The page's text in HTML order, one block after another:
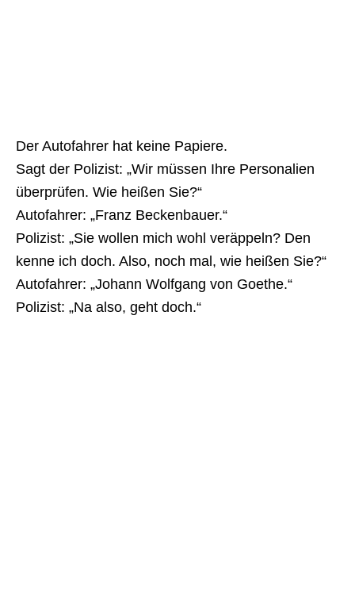
Der Autofahrer hat keine Papiere.
Sagt der Polizist: „Wir müssen Ihre Personalien
überprüfen. Wie ­heißen Sie?“
Autofahrer: „Franz Beckenbauer.“
Polizist: „Sie wollen mich wohl veräppeln? Den
kenne ich doch. Also, noch mal, wie heißen Sie?“
Autofahrer: „Johann Wolfgang von Goethe.“
Polizist: „Na also, geht doch.“